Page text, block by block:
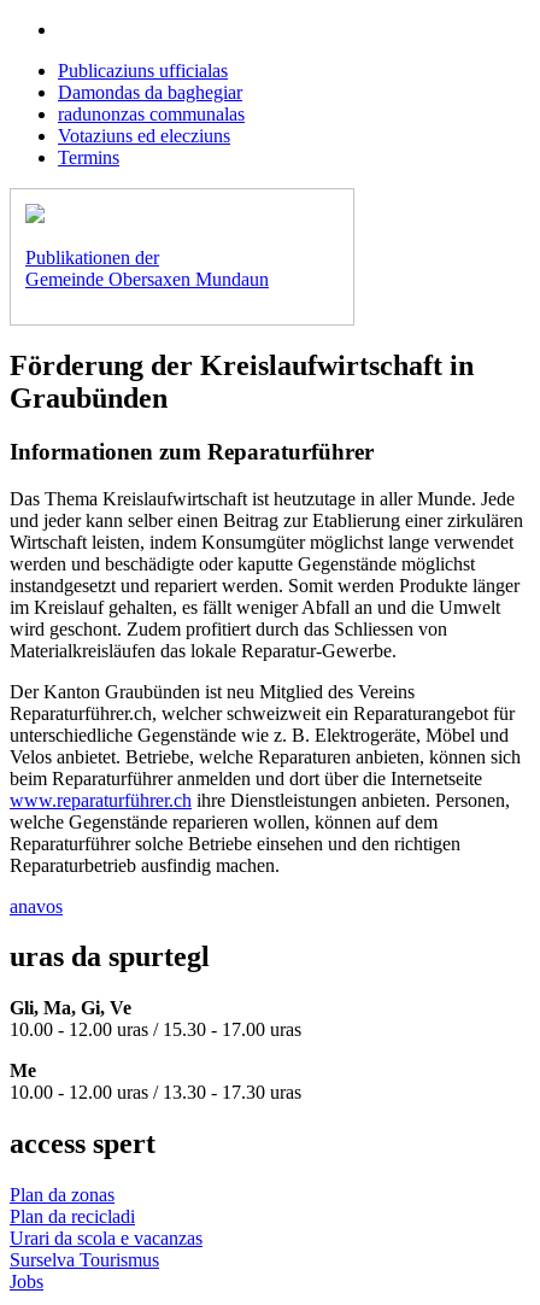
Publicaziuns ufficialas
Damondas da baghegiar
radunonzas communalas
Votaziuns ed elecziuns
Termins
Publikationen der
Gemeinde Obersaxen Mundaun
Förderung der Kreislaufwirtschaft in
Graubünden
Informationen zum Reparaturführer
Das Thema Kreislaufwirtschaft ist heutzutage in aller Munde. Jede
und jeder kann selber einen Beitrag zur Etablierung einer zirkulären
Wirtschaft leisten, indem Konsumgüter möglichst lange verwendet
werden und beschädigte oder kaputte Gegenstände möglichst
instandgesetzt und repariert werden. Somit werden Produkte länger
im Kreislauf gehalten, es fällt weniger Abfall an und die Umwelt
wird geschont. Zudem profitiert durch das Schliessen von
Materialkreisläufen das lokale Reparatur-Gewerbe.
Der Kanton Graubünden ist neu Mitglied des Vereins
Reparaturführer.ch, welcher schweizweit ein Reparaturangebot für
unterschiedliche Gegenstände wie z. B. Elektrogeräte, Möbel und
Velos anbietet. Betriebe, welche Reparaturen anbieten, können sich
beim Reparaturführer anmelden und dort über die Internetseite
www.reparaturführer.ch ihre Dienstleistungen anbieten. Personen,
welche Gegenstände reparieren wollen, können auf dem
Reparaturführer solche Betriebe einsehen und den richtigen
Reparaturbetrieb ausfindig machen.
anavos
uras da spurtegl
Gli, Ma, Gi, Ve
10.00 - 12.00 uras / 15.30 - 17.00 uras
Me
10.00 - 12.00 uras / 13.30 - 17.30 uras
access spert
Plan da zonas
Plan da recicladi
Urari da scola e vacanzas
Surselva Tourismus
Jobs